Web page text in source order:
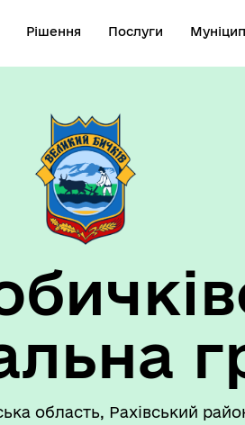
Рішення Послуги
область, Рахівський